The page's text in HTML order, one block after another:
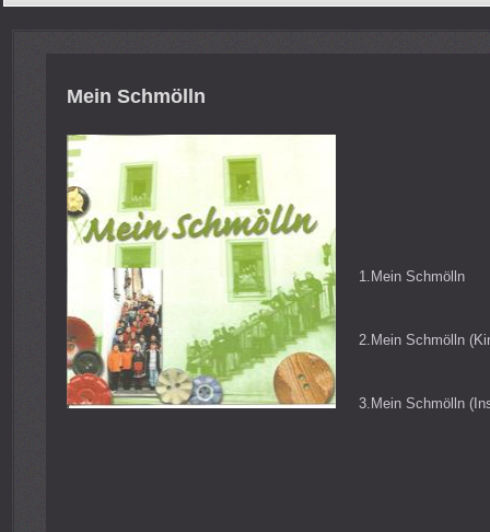
Mein Schmölln
1.Mein Schmölln
2.Mein Schmölln
3.Mein Schmölln